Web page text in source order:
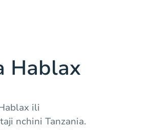
Hablax
ili
nchini Tanzania.